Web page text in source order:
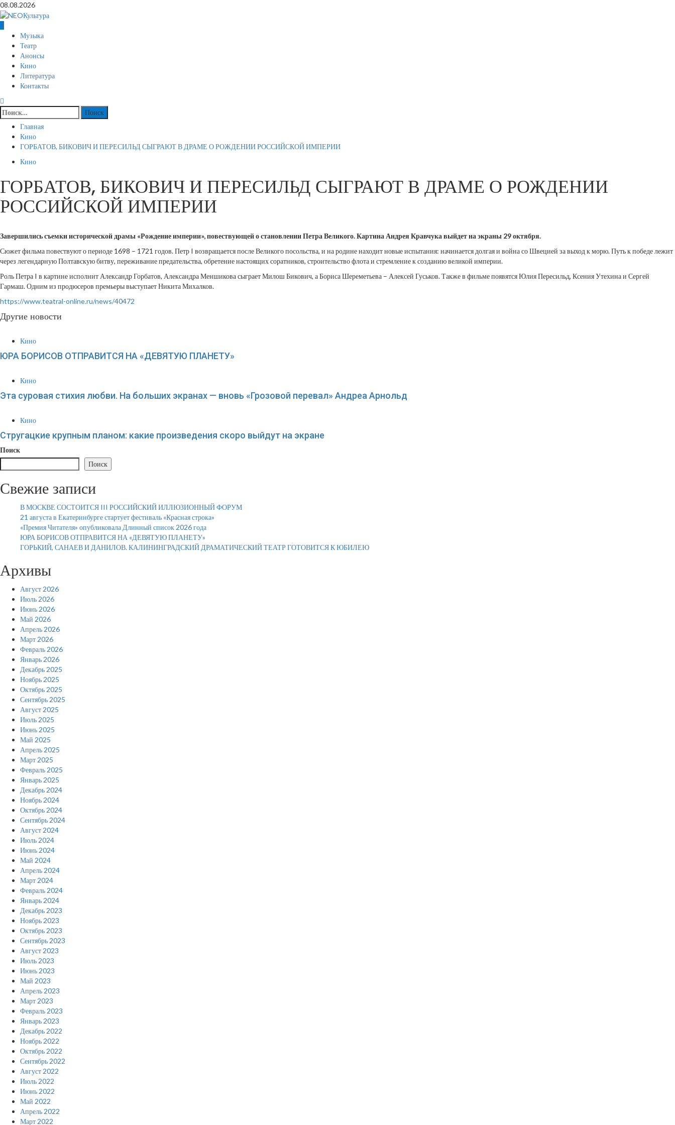
Перейти
к
содержимому
08.08.2026
Основное
меню
Музыка
Театр
Анонсы
Кино
Литература
Контакты
Найти:
Главная
Кино
ГОРБАТОВ, БИКОВИЧ И ПЕРЕСИЛЬД СЫГРАЮТ В ДРАМЕ О РОЖДЕНИИ РОССИЙСКОЙ ИМПЕРИИ
Кино
ГОРБАТОВ, БИКОВИЧ И ПЕРЕСИЛЬД СЫГРАЮТ В ДРАМЕ О РОЖДЕНИИ
РОССИЙСКОЙ ИМПЕРИИ
Завершились съемки исторической драмы «Рождение империи», повествующей о становлении Петра Великого. Картина Андрея Кравчука выйдет на экраны 29 октября.
Сюжет фильма повествуют о периоде 1698 – 1721 годов. Петр I возвращается после Великого посольства, и на родине находит новые испытания: начинается долгая и война со Швецией за выход к морю. Путь к победе лежит
через легендарную Полтавскую битву, переживание предательства, обретение настоящих соратников, строительство флота и стремление к созданию великой империи.
Роль Петра I в картине исполнит Александр Горбатов, Александра Меншикова сыграет Милош Бикович, а Бориса Шереметьева – Алексей Гуськов. Также в фильме появятся Юлия Пересильд, Ксения Утехина и Сергей
Гармаш. Одним из продюсеров премьеры выступает Никита Михалков.
https://www.teatral-online.ru/news/40472
Другие новости
Кино
ЮРА БОРИСОВ ОТПРАВИТСЯ НА «ДЕВЯТУЮ ПЛАНЕТУ»
Кино
Эта суровая стихия любви. На больших экранах — вновь «Грозовой перевал» Андреа Арнольд
Кино
Стругацкие крупным планом: какие произведения скоро выйдут на экране
Поиск
Поиск
Свежие записи
В МОСКВЕ СОСТОИТСЯ III РОССИЙСКИЙ ИЛЛЮЗИОННЫЙ ФОРУМ
21 августа в Екатеринбурге стартует фестиваль «Красная строка»
«Премия Читателя» опубликовала Длинный список 2026 года
ЮРА БОРИСОВ ОТПРАВИТСЯ НА «ДЕВЯТУЮ ПЛАНЕТУ»
ГОРЬКИЙ, САНАЕВ И ДАНИЛОВ. КАЛИНИНГРАДСКИЙ ДРАМАТИЧЕСКИЙ ТЕАТР ГОТОВИТСЯ К ЮБИЛЕЮ
Архивы
Август 2026
Июль 2026
Июнь 2026
Май 2026
Апрель 2026
Март 2026
Февраль 2026
Январь 2026
Декабрь 2025
Ноябрь 2025
Октябрь 2025
Сентябрь 2025
Август 2025
Июль 2025
Июнь 2025
Май 2025
Апрель 2025
Март 2025
Февраль 2025
Январь 2025
Декабрь 2024
Ноябрь 2024
Октябрь 2024
Сентябрь 2024
Август 2024
Июль 2024
Июнь 2024
Май 2024
Апрель 2024
Март 2024
Февраль 2024
Январь 2024
Декабрь 2023
Ноябрь 2023
Октябрь 2023
Сентябрь 2023
Август 2023
Июль 2023
Июнь 2023
Май 2023
Апрель 2023
Март 2023
Февраль 2023
Январь 2023
Декабрь 2022
Ноябрь 2022
Октябрь 2022
Сентябрь 2022
Август 2022
Июль 2022
Июнь 2022
Май 2022
Апрель 2022
Март 2022